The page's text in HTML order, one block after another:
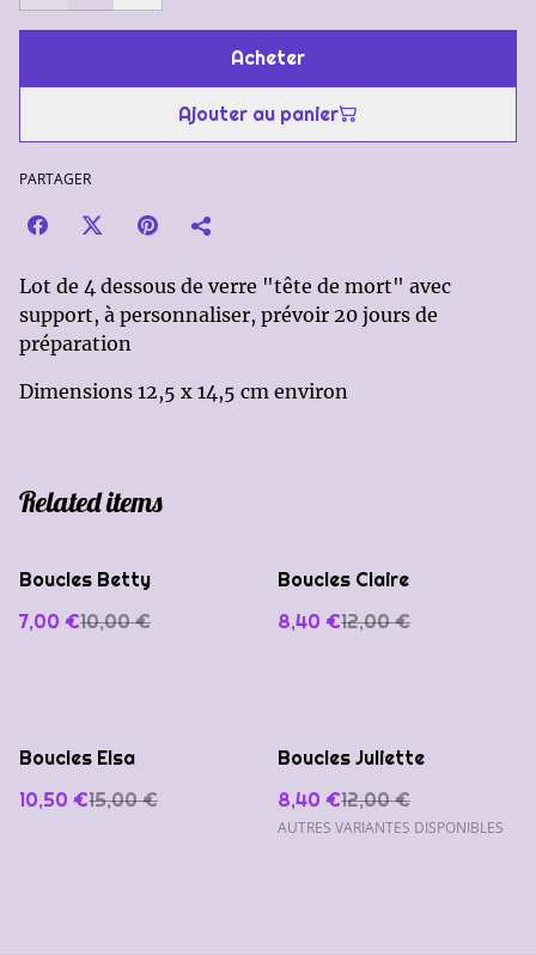
Acheter
Ajouter au panier
PARTAGER
Lot de 4 dessous de verre "tête de mort" avec
support, à personnaliser, prévoir 20 jours de
préparation
Dimensions 12,5 x 14,5 cm environ
Related items
%
Boucles Betty
7,00 €10,00 €
%
Boucles Claire
8,40 €12,00 €
%
Boucles Elsa
10,50 €15,00 €
%
Boucles Juliette
8,40 €12,00 €
AUTRES VARIANTES DISPONIBLES